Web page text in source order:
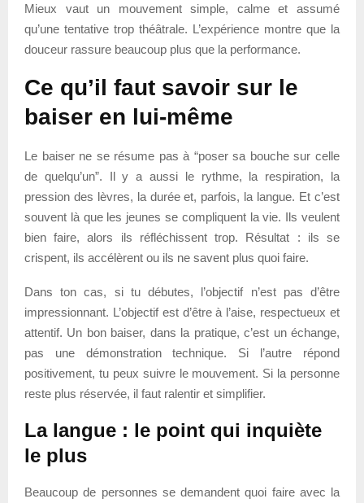
Mieux vaut un mouvement simple, calme et assumé
qu’une tentative trop théâtrale. L’expérience montre que la
douceur rassure beaucoup plus que la performance.
Ce qu’il faut savoir sur le
baiser en lui-même
Le baiser ne se résume pas à “poser sa bouche sur celle
de quelqu’un”. Il y a aussi le rythme, la respiration, la
pression des lèvres, la durée et, parfois, la langue. Et c’est
souvent là que les jeunes se compliquent la vie. Ils veulent
bien faire, alors ils réfléchissent trop. Résultat : ils se
crispent, ils accélèrent ou ils ne savent plus quoi faire.
Dans ton cas, si tu débutes, l’objectif n’est pas d’être
impressionnant. L’objectif est d’être à l’aise, respectueux et
attentif. Un bon baiser, dans la pratique, c’est un échange,
pas une démonstration technique. Si l’autre répond
positivement, tu peux suivre le mouvement. Si la personne
reste plus réservée, il faut ralentir et simplifier.
La langue : le point qui inquiète
le plus
Beaucoup de personnes se demandent quoi faire avec la